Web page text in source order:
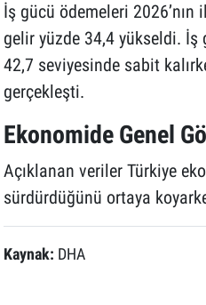
İş gücü ödemeleri
gelir yüzde 34,4 yükseldi.
42,7 seviyesinde sabit
gerçekleşti.
Ekonomide Genel
Açıklanan veriler Türkiye
sürdürdüğünü ortaya
Kaynak: DHA